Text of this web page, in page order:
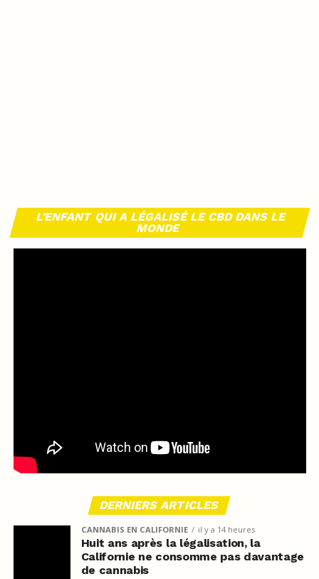
L’ENFANT QUI A LÉGALISÉ LE CBD DANS LE
MONDE
DERNIERS ARTICLES
CANNABIS EN CALIFORNIE il y a 14 heures
Huit ans après la légalisation, la
Californie ne consomme pas davantage
de cannabis